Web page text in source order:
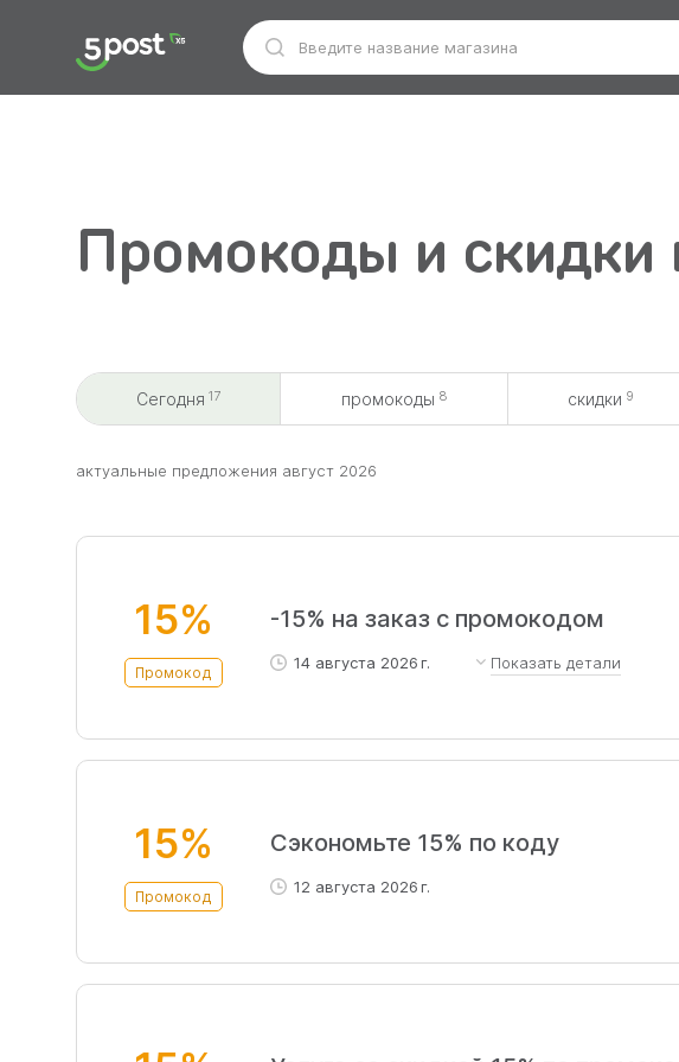
Промокоды и скидки
Сегодня 17 промокоды 8 скидки 9
aктуальные предложения август 2026
15%
Промокод
-15% на заказ с промокодом
14 августа 2026 г. Показать детали
с одного номера телефона можно
15%
Промокод
Сэкономьте 15% по коду
12 августа 2026 г.